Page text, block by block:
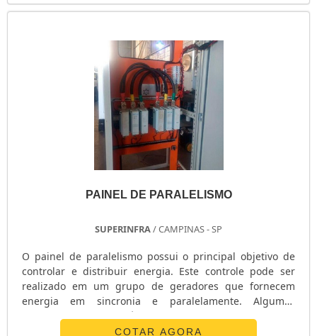
Contínuo; Standby.MAIS INFORMAÇÕES SOBRE O USO
PAINEL DE PARALELISMO
SUPERINFRA/ CAMPINAS - SP
O painel de paralelismo possui o principal objetivo de
controlar e distribuir energia. Este controle pode ser
realizado em um grupo de geradores que fornecem
energia em sincronia e paralelamente. Algumas
possibilidades também podem ser levadas em
consideração dentro de um painel, como a flexibilidade
COTAR AGORA